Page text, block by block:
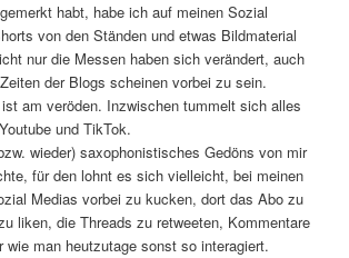
habt, habe ich auf meinen Sozial
von den Ständen und etwas Bildmaterial
nur die Messen haben sich verändert, auch
der Blogs scheinen vorbei zu sein.
am veröden. Inzwischen tummelt sich alles
und TikTok.
wieder) saxophonistisches Gedöns von mir
für den lohnt es sich vielleicht, bei meinen
Medias vorbei zu kucken, dort das Abo zu
liken, die Threads zu retweeten, Kommentare
wie man heutzutage sonst so interagiert.